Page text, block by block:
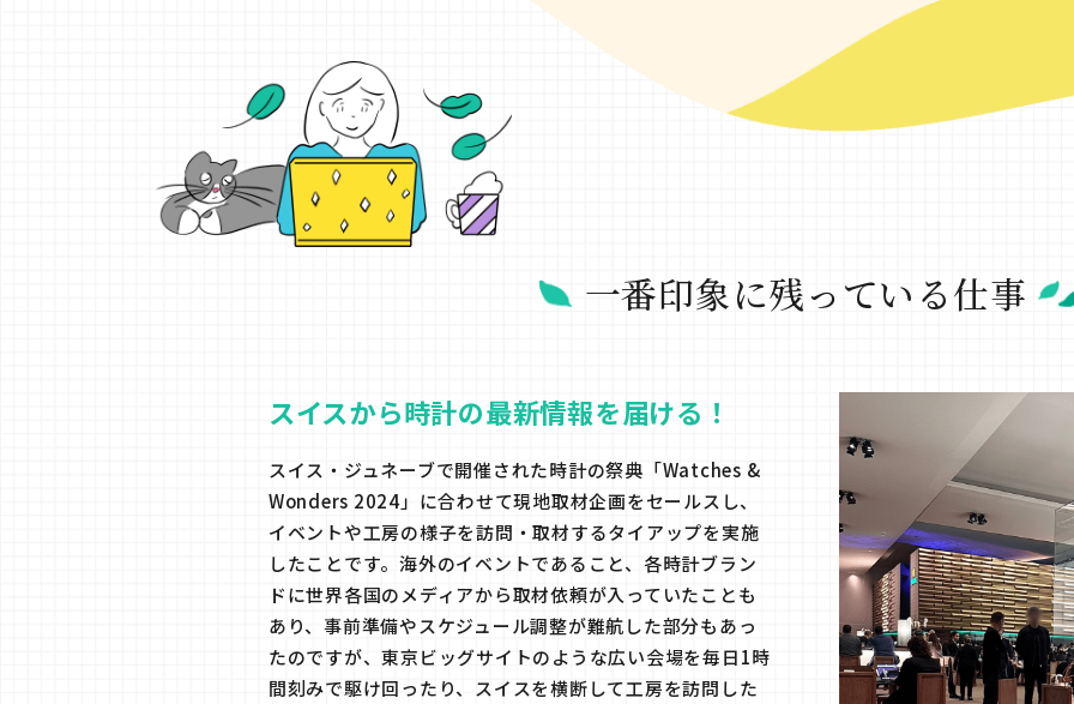
一番印象に残っている仕事
スイスから時計の最新情報を届ける！
スイス・ジュネーブで開催された時計の祭典「Watches &
Wonders 2024」に合わせて現地取材企画をセールスし、
イベントや工房の様子を訪問・取材するタイアップを実施
したことです。海外のイベントであること、各時計ブラン
ドに世界各国のメディアから取材依頼が入っていたことも
あり、事前準備やスケジュール調整が難航した部分もあっ
たのですが、東京ビッグサイトのような広い会場を毎日1時
間刻みで駆け回ったり、スイスを横断して工房を訪問した